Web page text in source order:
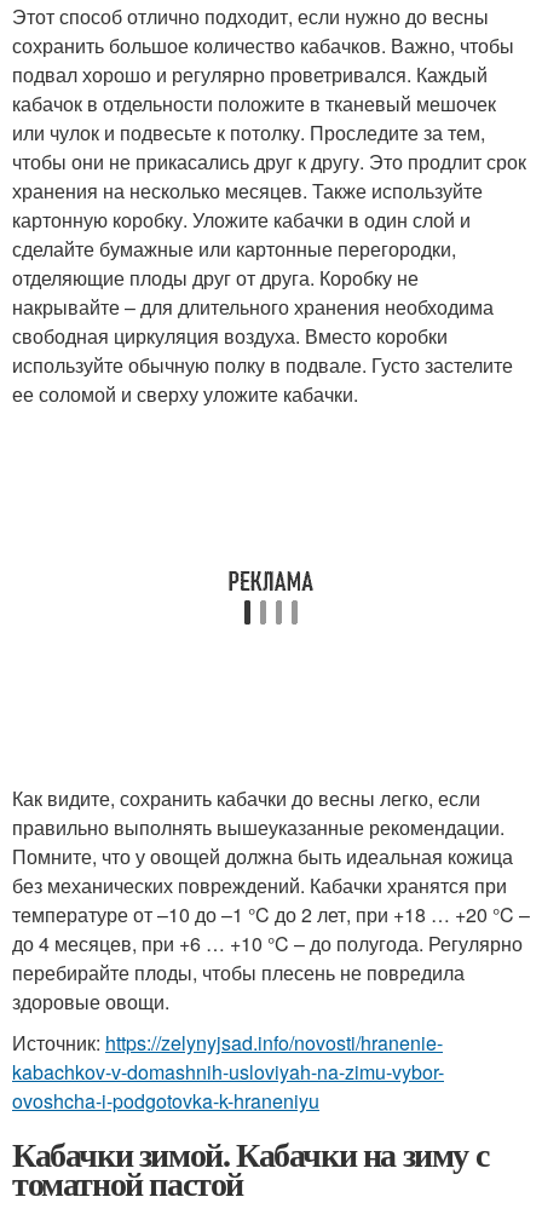
Этот способ отлично подходит, если нужно до весны
сохранить большое количество кабачков. Важно, чтобы
подвал хорошо и регулярно проветривался. Каждый
кабачок в отдельности положите в тканевый мешочек
или чулок и подвесьте к потолку. Проследите за тем,
чтобы они не прикасались друг к другу. Это продлит срок
хранения на несколько месяцев. Также используйте
картонную коробку. Уложите кабачки в один слой и
сделайте бумажные или картонные перегородки,
отделяющие плоды друг от друга. Коробку не
накрывайте – для длительного хранения необходима
свободная циркуляция воздуха. Вместо коробки
используйте обычную полку в подвале. Густо застелите
ее соломой и сверху уложите кабачки.
Как видите, сохранить кабачки до весны легко, если
правильно выполнять вышеуказанные рекомендации.
Помните, что у овощей должна быть идеальная кожица
без механических повреждений. Кабачки хранятся при
температуре от –10 до –1 °C до 2 лет, при +18 … +20 °C –
до 4 месяцев, при +6 … +10 °C – до полугода. Регулярно
перебирайте плоды, чтобы плесень не повредила
здоровые овощи.
Источник: https://zelynyjsad.info/novosti/hranenie-
kabachkov-v-domashnih-usloviyah-na-zimu-vybor-
ovoshcha-i-podgotovka-k-hraneniyu
Кабачки зимой. Кабачки на зиму с
томатной пастой